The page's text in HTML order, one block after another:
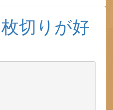
切りが好